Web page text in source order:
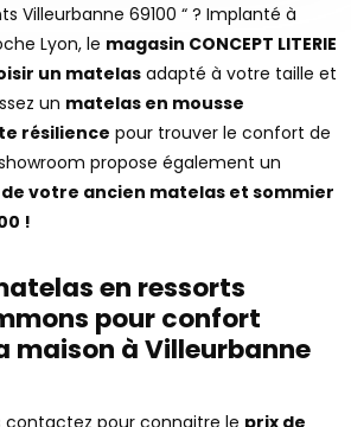
Villeurbanne 69100 “ ? Implanté à
Lyon, le magasin CONCEPT LITERIE
un matelas adapté à votre taille et
un matelas en mousse
résilience pour trouver le confort de
propose également un
votre ancien matelas et sommier
!
en ressorts
pour confort
maison à Villeurbanne
contactez pour connaitre le prix de